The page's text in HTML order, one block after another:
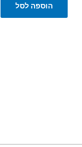
הוספה לסל